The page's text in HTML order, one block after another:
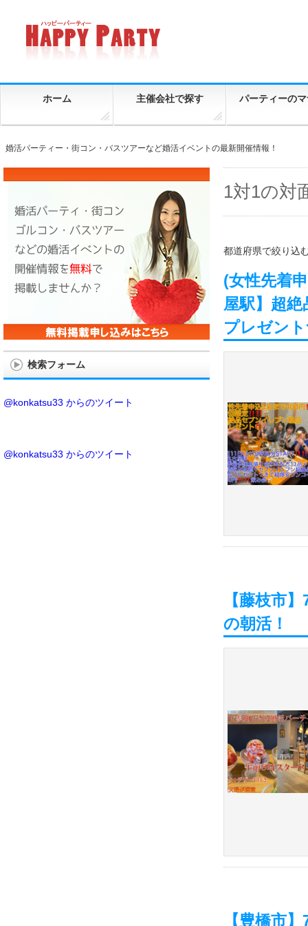
ホーム 主催会社で探す パーティーの
婚活パーティー・街コン・バスツアーなど婚活イベントの最新開催情報！
1対1の対
都道府県で絞り込
(女性先着
屋駅】超
プレゼン
【藤枝市
の朝活！
【豊橋市
検索フォーム
@konkatsu33 からのツイート
@konkatsu33 からのツイート